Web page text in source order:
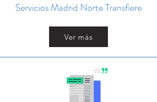
Servicios Madrid Norte Transfiere
Ver más